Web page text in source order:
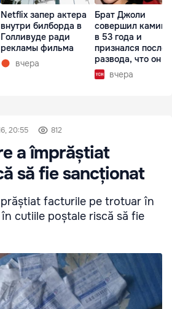
Netflix запер актера
внутри билборда в
Голливуде ради
рекламы фильма
вчера
Брат Джоли
совершил
в 53 года и
признался после
развода, что он
вчера
20:55 812
a împrăștiat
să fie sancționat
facturile pe trotuar în
cutiile poștale riscă să fie